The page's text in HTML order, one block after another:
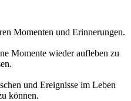
Momenten und Erinnerungen.
Momente wieder aufleben zu
und Ereignisse im Leben
können.